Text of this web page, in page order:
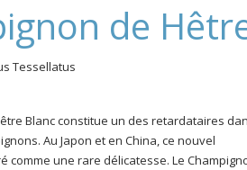
de
Tessellatus
Blanc constitue un des retardataires
Au Japon et en China, ce nouvel
comme une rare délicatesse. Le